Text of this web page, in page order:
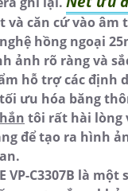
căn cứ vào
hồng ngoại
ảnh rõ ràng và
hỗ trợ các định
tối ưu hóa băng
tôi rất hài lòng
để tạo ra hình
VP-C3307B là